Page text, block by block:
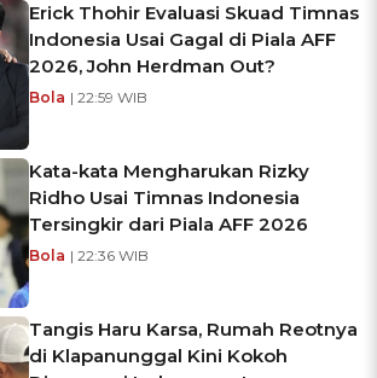
Erick Thohir Evaluasi Skuad Timnas
Indonesia Usai Gagal di Piala AFF
2026, John Herdman Out?
Bola | 22:59 WIB
Kata-kata Mengharukan Rizky
Ridho Usai Timnas Indonesia
Tersingkir dari Piala AFF 2026
Bola | 22:36 WIB
Tangis Haru Karsa, Rumah Reotnya
di Klapanunggal Kini Kokoh